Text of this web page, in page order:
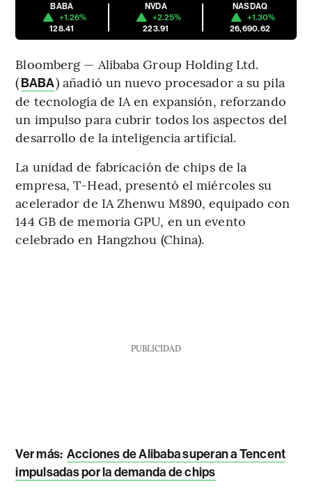
BABA
+1.26%
128.41
NVDA
+2.25%
223.91
NASDAQ
+1.30%
26,690.62
Bloomberg — Alibaba Group Holding Ltd.
(BABA) añadió un nuevo procesador a su pila
de tecnología de IA en expansión, reforzando
un impulso para cubrir todos los aspectos del
desarrollo de la inteligencia artificial.
La unidad de fabricación de chips de la
empresa, T-Head, presentó el miércoles su
acelerador de IA Zhenwu M890, equipado con
144 GB de memoria GPU, en un evento
celebrado en Hangzhou (China).
PUBLICIDAD
Ver más: Acciones de Alibaba superan a Tencent
impulsadas por la demanda de chips